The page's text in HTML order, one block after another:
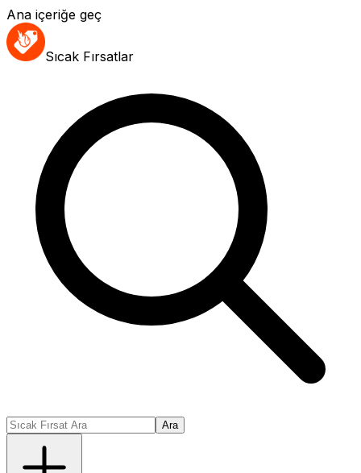
Ana içeriğe geç
Sıcak Fırsatlar
Ara